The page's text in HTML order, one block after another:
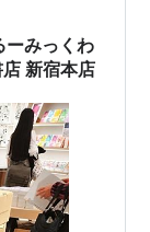
人のグルー
ーみっくわ
新宿本店